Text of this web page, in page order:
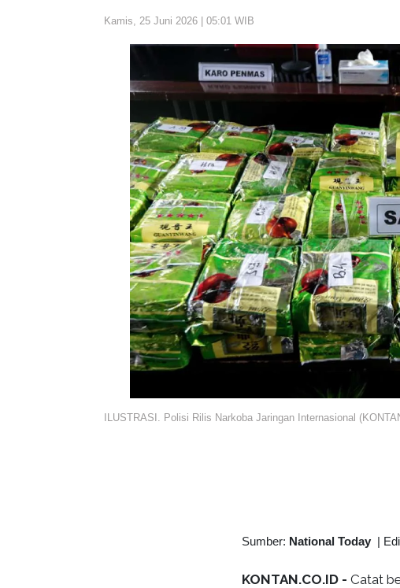
Kamis, 25 Juni 2026 | 05:01 WIB
ILUSTRASI. Polisi Rilis Narkoba Jaringan Internasional
Sumber: National Today |
KONTAN.CO.ID - Catat